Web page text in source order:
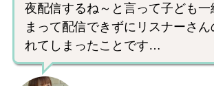
夜配信するね～と言って子ども一
まって配信できずにリスナーさん
れてしまったことです…